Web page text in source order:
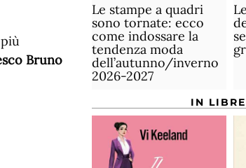
Bruno
Le stampe a quadri
sono tornate: ecco
come indossare la
tendenza moda
dell’autunno/inverno
2026-2027
IN